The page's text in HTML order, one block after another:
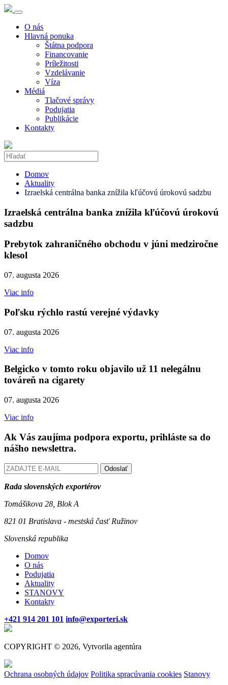
O nás
Hlavná ponuka
Štátna podpora
Financovanie
Príležitosti
Vzdelávanie
Víza
Médiá
Tlačové správy
Podujatia
Publikácie
Kontakty
Domov
Aktuality
Izraelská centrálna banka znížila kľúčovú úrokovú sadzbu
Izraelská centrálna banka znížila kľúčovú úrokovú
sadzbu
Prebytok zahraničného obchodu v júni medziročne
klesol
07. augusta 2026
Viac info
Poľsku rýchlo rastú verejné výdavky
07. augusta 2026
Viac info
Belgicko v tomto roku objavilo už 11 nelegálnu
továreň na cigarety
07. augusta 2026
Viac info
Ak Vás zaujíma podpora exportu, prihláste sa do
nášho newslettra.
Odoslať
Rada slovenských exportérov
Tomášikova 28, Blok A
821 01 Bratislava - mestská časť Ružinov
Slovenská republika
Domov
O nás
Podujatia
Aktuality
STANOVY
Kontakty
+421 914 201 101 info@exporteri.sk
COPYRIGHT © 2026, Vytvorila agentúra
Ochrana osobných údajov Politika spracúvania cookies Stanovy